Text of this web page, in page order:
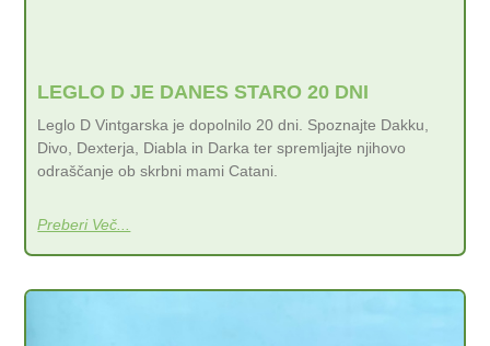
LEGLO D JE DANES STARO 20 DNI
Leglo D Vintgarska je dopolnilo 20 dni. Spoznajte Dakku,
Divo, Dexterja, Diabla in Darka ter spremljajte njihovo
odraščanje ob skrbni mami Catani.
Preberi Več...